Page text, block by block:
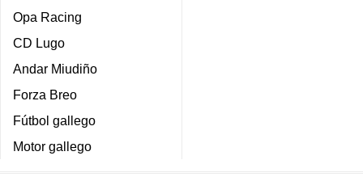
Opa Racing
CD Lugo
Andar Miudiño
Forza Breo
Fútbol gallego
Motor gallego